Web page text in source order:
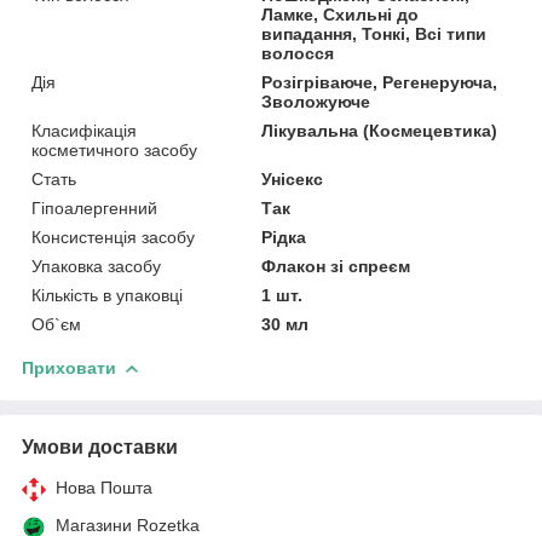
Ламке, Схильні до
випадання, Тонкі, Всі типи
волосся
Дія
Розігріваюче, Регенеруюча,
Зволожуюче
Класифікація
косметичного засобу
Лікувальна (Космецевтика)
Стать
Унісекс
Гіпоалергенний
Так
Консистенція засобу
Рідка
Упаковка засобу
Флакон зі спреєм
Кількість в упаковці
1 шт.
Об`єм
30 мл
Приховати
Умови доставки
Нова Пошта
Магазини Rozetka